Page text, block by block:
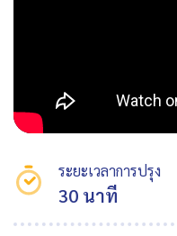
ระยะเวลาการปรุง
30 นาที